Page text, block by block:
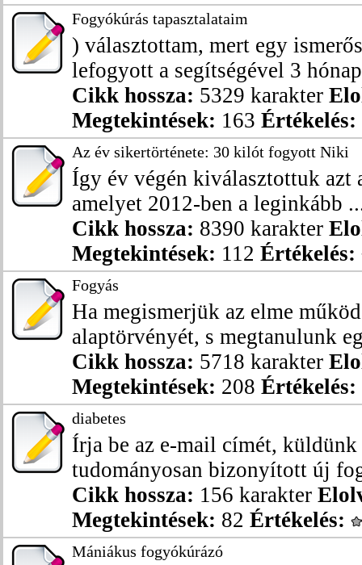
Fogyókúrás tapasztalataim
) választottam, mert egy
lefogyott a segítségével 3
Cikk hossza: 5329 karakter
Megtekintések: 163 Értékelés:
Az év sikertörténete: 30 kilót fogyott Niki
Így év végén kiválasztottuk azt
amelyet 2012-ben a leginkább
Cikk hossza: 8390 karakter
Megtekintések: 112 Értékelés:
Fogyás
Ha megismerjük az elme
alaptörvényét, s megtanulunk
Cikk hossza: 5718 karakter
Megtekintések: 208 Értékelés:
diabetes
Írja be az e-mail címét,
tudományosan bizonyított új
Cikk hossza: 156 karakter
Megtekintések: 82 Értékelés:
Mániákus fogyókúrázó